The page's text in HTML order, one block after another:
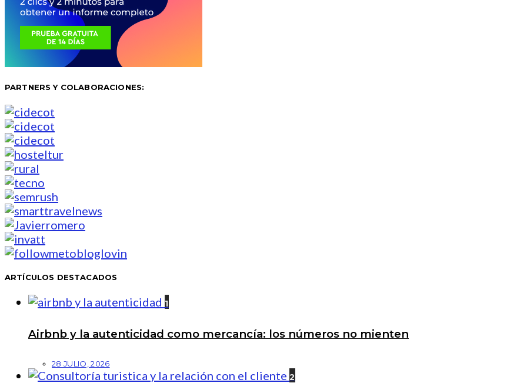
PARTNERS Y COLABORACIONES:
ARTÍCULOS DESTACADOS
1
Airbnb y la autenticidad como mercancía: los números no mienten
28 JULIO, 2026
2